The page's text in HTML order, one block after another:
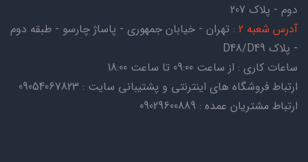
دوم - پلاک 207
آدرس شعبه 2
: تهران - خیابان جمهوری - پاساژ چارسو - طبقه دوم
- پلاک D48/D49
ساعات کاری : از ساعت 09:00 تا ساعت 18:00
ارتباط فروشگاه های اینترنتی و پشتیبانی سایت : 09054067823
ارتباط مشتریان عمده : 09029600889